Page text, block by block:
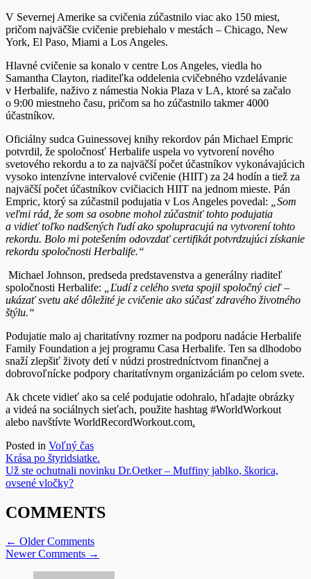
V Severnej Amerike sa cvičenia zúčastnilo viac ako 150 miest,
pričom najväčšie cvičenie prebiehalo v mestách – Chicago, New
York, El Paso, Miami a Los Angeles.
Hlavné cvičenie sa konalo v centre Los Angeles, viedla ho
Samantha Clayton, riaditeľka oddelenia cvičebného vzdelávanie
v Herbalife, naživo z námestia Nokia Plaza v LA, ktoré sa začalo
o 9:00 miestneho času, pričom sa ho zúčastnilo takmer 4000
účastníkov.
Oficiálny sudca Guinessovej knihy rekordov pán Michael Empric
potvrdil, že spoločnosť Herbalife uspela vo vytvorení nového
svetového rekordu a to za najväčší počet účastníkov vykonávajúcich
vysoko intenzívne intervalové cvičenie (HIIT) za 24 hodín a tiež za
najväčší počet účastníkov cvičiacich HIIT na jednom mieste. Pán
Empric, ktorý sa zúčastnil podujatia v Los Angeles povedal:
„Som
veľmi rád, že som sa osobne mohol zúčastniť tohto podujatia
a vidieť toľko nadšených ľudí ako spolupracujú na vytvorení tohto
rekordu. Bolo mi potešením odovzdať certifikát potvrdzujúci získanie
rekordu spoločnosti Herbalife.“
Michael Johnson, predseda predstavenstva a generálny riaditeľ
spoločnosti Herbalife:
„Ľudí z celého sveta spojil spoločný cieľ –
ukázať svetu aké dôležité je cvičenie ako súčasť zdravého životného
štýlu.“
Podujatie malo aj charitatívny rozmer na podporu nadácie Herbalife
Family Foundation a jej programu Casa Herbalife. Ten sa dlhodobo
snaží zlepšiť životy detí v núdzi prostredníctvom finančnej a
dobrovoľnícke podpory charitatívnym organizáciám po celom svete.
Ak chcete vidieť ako sa celé podujatie odohralo, hľadajte obrázky
a videá na sociálnych sieťach, použite hashtag #WorldWorkout
alebo navštívte WorldRecordWorkout.com.
Posted in Voľný čas
Navigácia
v
Krása po štyridsiatke.
Už ste ochutnali novinku Dr.Oetker – Muffiny jablko, škorica,
ovsené vločky?
COMMENTS
Comment
navigation
← Older Comments
Newer Comments →